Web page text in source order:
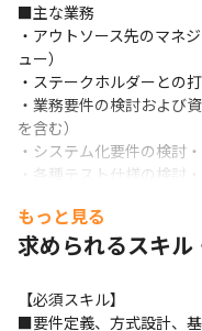
■主な業務
・アウトソース先のマネ
ュー）
・ステークホルダーとの
・業務要件の検討および
を含む）
・システム化要件の検討
・各種テスト仕様の検討
・報告書作成のサポート
・その他 （プロジェクト
もっと見る
求められるスキル
【必須スキル】
■要件定義、方式設計、